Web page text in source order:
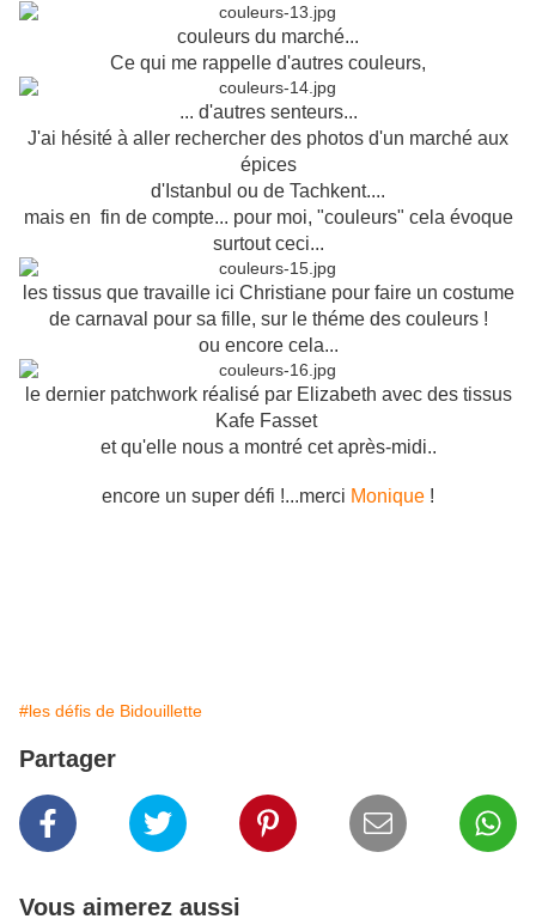
couleurs du marché...
Ce qui me rappelle d'autres couleurs,
... d'autres senteurs...
J'ai hésité à aller rechercher des photos d'un marché aux
épices
d'Istanbul ou de Tachkent....
mais en fin de compte... pour moi, "couleurs" cela évoque
surtout ceci...
les tissus que travaille ici Christiane pour faire un costume
de carnaval pour sa fille, sur le théme des couleurs !
ou encore cela...
le dernier patchwork réalisé par Elizabeth avec des tissus
Kafe Fasset
et qu'elle nous a montré cet après-midi..
encore un super défi !...merci Monique !
#les défis de Bidouillette
Partager
Vous aimerez aussi